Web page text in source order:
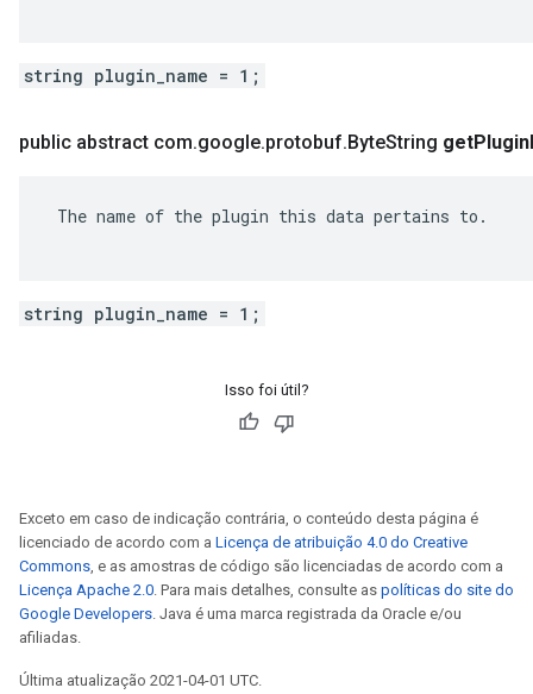
string plugin_name = 1;
public abstract com.google.protobuf.ByteString getPlugin
The name of the plugin this data pertains to.
string plugin_name = 1;
Isso foi útil?
Exceto em caso de indicação contrária, o conteúdo desta página é
licenciado de acordo com a Licença de atribuição 4.0 do Creative
Commons, e as amostras de código são licenciadas de acordo com a
Licença Apache 2.0. Para mais detalhes, consulte as políticas do site do
Google Developers. Java é uma marca registrada da Oracle e/ou
afiliadas.
Última atualização 2021-04-01 UTC.